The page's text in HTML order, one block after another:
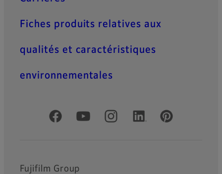
Fiches produits relatives aux
qualités et caractéristiques
environnementales
Comptes officiels réseaux sociaux
Fujifilm Group